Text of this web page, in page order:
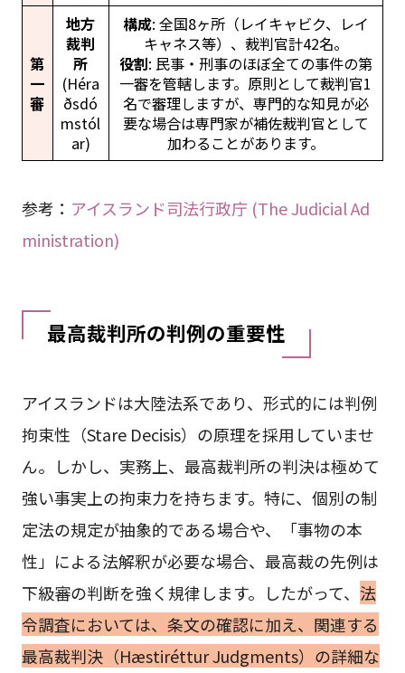
第
一
審
地方
裁判
所
(Héra
ðsdó
mstól
ar)
構成: 全国8ヶ所（レイキャビク、レイ
キャネス等）、裁判官計42名。
役割: 民事・刑事のほぼ全ての事件の第
一審を管轄します。原則として裁判官1
名で審理しますが、専門的な知見が必
要な場合は専門家が補佐裁判官として
加わることがあります。
参考： アイスランド司法行政庁 (The Judicial Ad
ministration)
最高裁判所の判例の重要性
アイスランドは大陸法系であり、形式的には判例
拘束性（Stare Decisis）の原理を採用していませ
ん。しかし、実務上、最高裁判所の判決は極めて
強い事実上の拘束力を持ちます。特に、個別の制
定法の規定が抽象的である場合や、「事物の本
性」による法解釈が必要な場合、最高裁の先例は
下級審の判断を強く規律します。したがって、 法
令調査においては、条文の確認に加え、関連する
最高裁判決（Hæstiréttur Judgments）の詳細な